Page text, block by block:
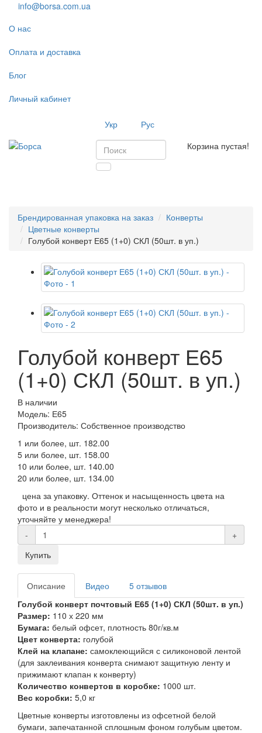
info@borsa.com.ua
О нас
Оплата и доставка
Блог
Личный кабинет
Укр
Рус
Корзина пустая!
Брендированная упаковка на заказ
Конверты
Цветные конверты
Голубой конверт Е65 (1+0) СКЛ (50шт. в уп.)
Голубой конверт Е65
(1+0) СКЛ (50шт. в уп.)
В наличии
Модель: Е65
Производитель: Собственное производство
1 или более, шт. 182.00
5 или более, шт. 158.00
10 или более, шт. 140.00
20 или более, шт. 134.00
цена за упаковку. Оттенок и насыщенность цвета на
фото и в реальности могут несколько отличаться,
уточняйте у менеджера!
-
+
Купить
Описание Видео
5 отзывов
Голубой конверт почтовый Е65 (1+0) СКЛ (50шт. в уп.)
Размер: 110 х 220 мм
Бумага: белый офсет, плотность 80г/кв.м
Цвет конверта: голубой
Клей на клапане: самоклеющийся с силиконовой лентой
(для заклеивания конверта снимают защитную ленту и
прижимают клапан к конверту)
Количество конвертов в коробке: 1000 шт.
Вес коробки: 5,0 кг
Цветные конверты изготовлены из офсетной белой
бумаги, запечатанной сплошным фоном голубым цветом.